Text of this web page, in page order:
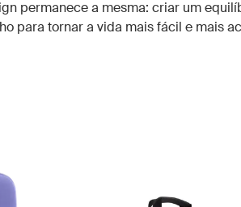
permanece a mesma: criar um
para tornar a vida mais fácil e mais